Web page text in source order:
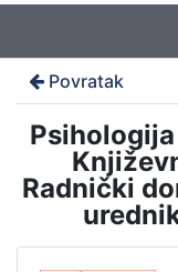
Povratak
Radnički